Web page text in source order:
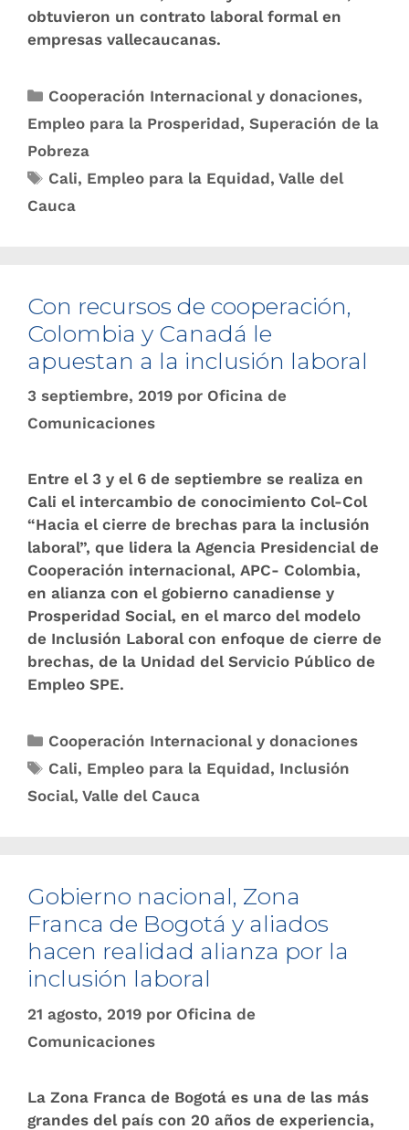
obtuvieron un contrato laboral formal en
empresas vallecaucanas.
Cooperación Internacional y donaciones,
Empleo para la Prosperidad, Superación de la
Pobreza
Cali, Empleo para la Equidad,Valle del
Cauca
Con recursos de cooperación,
Colombia y Canadá le
apuestan a la inclusión laboral
3 septiembre, 2019 por Oficina de
Comunicaciones
Entre el 3 y el 6 de septiembre se realiza en
Cali el intercambio de conocimiento Col-Col
“Hacia el cierre de brechas para la inclusión
laboral”, que lidera la Agencia Presidencial de
Cooperación internacional, APC- Colombia,
en alianza con el gobierno canadiense y
Prosperidad Social, en el marco del modelo
de Inclusión Laboral con enfoque de cierre de
brechas, de la Unidad del Servicio Público de
Empleo SPE.
Cooperación Internacional y donaciones
Cali, Empleo para la Equidad, Inclusión
Social, Valle del Cauca
Gobierno naci​onal, Zona
Franca de Bogotá y aliados
hacen realidad alianza por la
inclusión laboral
21 agosto, 2019 por Oficina de
Comunicaciones
La Zona Franca de Bogotá es una de las más
grandes del país con 20 años de experiencia,